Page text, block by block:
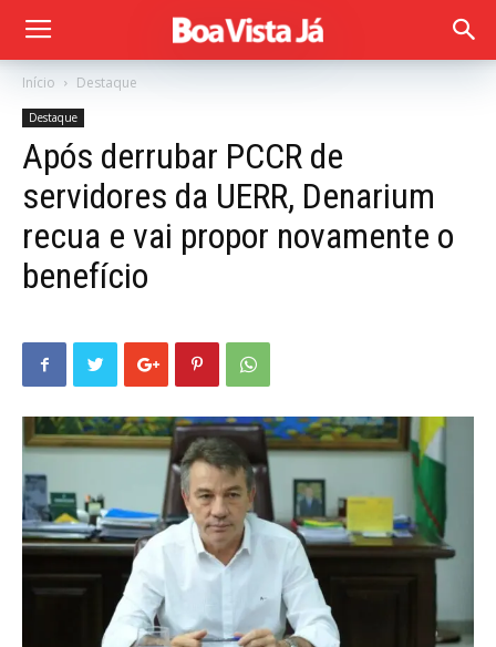
Início Destaque
Destaque
Após derrubar PCCR de
servidores da UERR, Denarium
recua e vai propor novamente o
benefício